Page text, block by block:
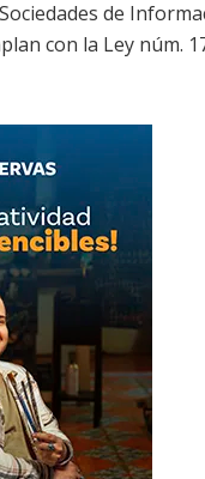
de
con la Ley núm.